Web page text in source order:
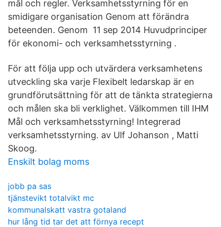
mål och regler. Verksamhetsstyrning för en
smidigare organisation Genom att förändra
beteenden. Genom 11 sep 2014 Huvudprinciper
för ekonomi- och verksamhetsstyrning .
För att följa upp och utvärdera verksamhetens
utveckling ska varje Flexibelt ledarskap är en
grundförutsättning för att de tänkta strategierna
och målen ska bli verklighet. Välkommen till IHM
Mål och verksamhetsstyrning! Integrerad
verksamhetsstyrning. av Ulf Johanson , Matti
Skoog.
Enskilt bolag moms
jobb pa sas
tjänstevikt totalvikt mc
kommunalskatt vastra gotaland
hur lång tid tar det att förnya recept